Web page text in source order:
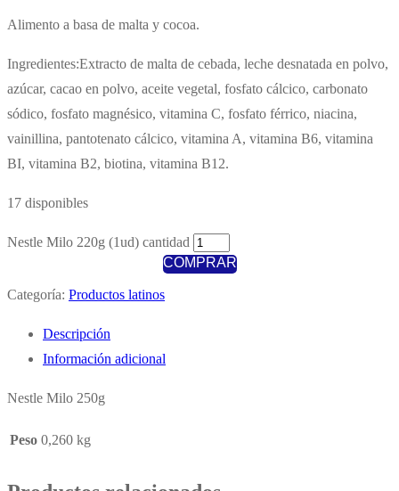
Alimento a basa de malta y cocoa.
Ingredientes:Extracto de malta de cebada, leche desnatada en polvo,
azúcar, cacao en polvo, aceite vegetal, fosfato cálcico, carbonato
sódico, fosfato magnésico, vitamina C, fosfato férrico, niacina,
vainillina, pantotenato cálcico, vitamina A, vitamina B6, vitamina
BI, vitamina B2, biotina, vitamina B12.
17 disponibles
Nestle Milo 220g (1ud) cantidad
COMPRAR
Categoría: Productos latinos
Descripción
Información adicional
Nestle Milo 250g
Peso 0,260 kg